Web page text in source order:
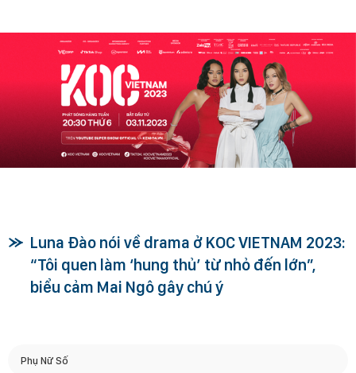
Luna Đào nói về drama ở KOC VIETNAM 2023:
“Tôi quen làm ‘hung thủ’ từ nhỏ đến lớn”,
biểu cảm Mai Ngô gây chú ý
Phụ Nữ Số